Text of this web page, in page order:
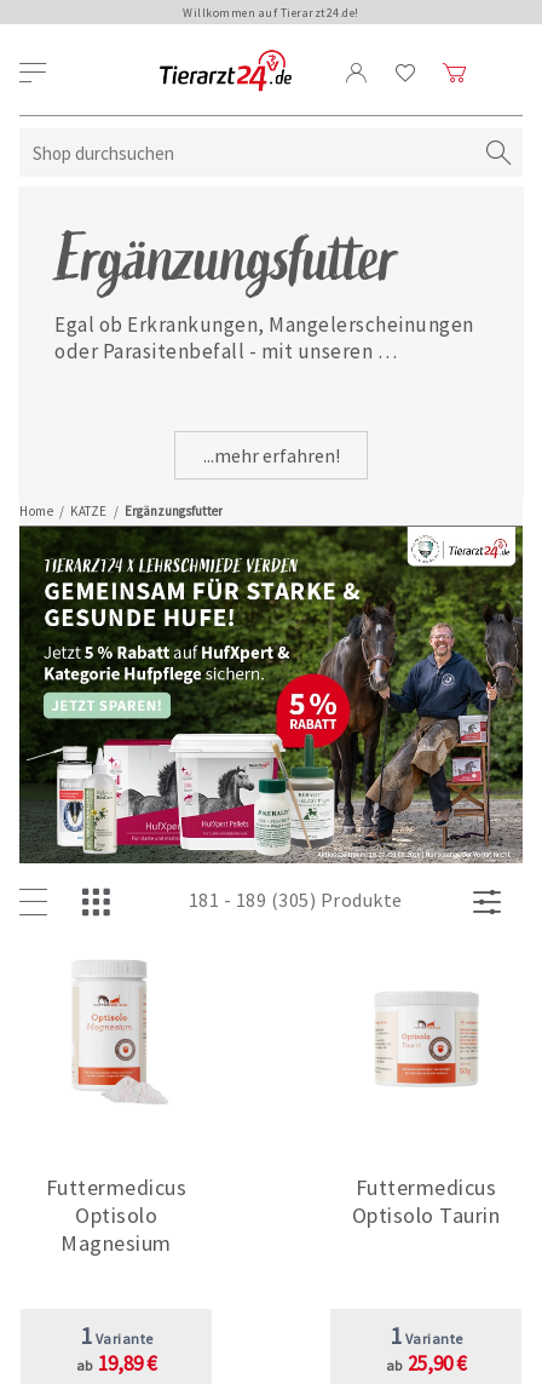
Willkommen auf Tierarzt24.de!
Home / KATZE / Ergänzungsfutter
Ergänzungsfutter
Egal ob Erkrankungen, Mangelerscheinungen
oder Parasitenbefall - mit unseren
...mehr erfahren!
181 - 189 (305) Produkte
Futtermedicus
Optisolo
Magnesium
1 Variante
ab 19,89 €
Futtermedicus
Optisolo Taurin
1 Variante
ab 25,90 €